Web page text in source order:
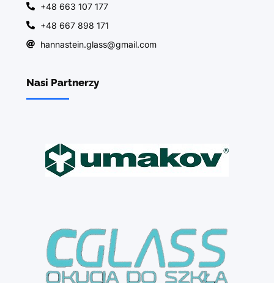
+48 663 107 177
+48 667 898 171
hannastein.glass@gmail.com
Nasi Partnerzy